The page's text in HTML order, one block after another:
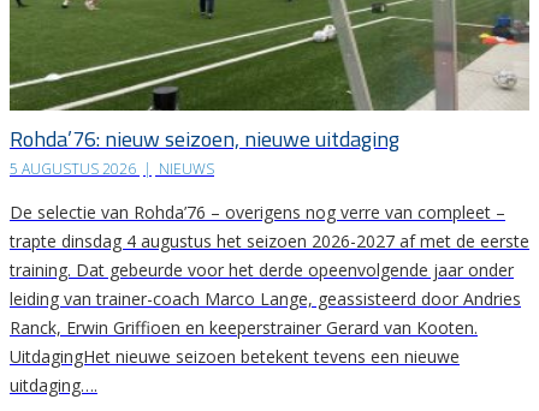
Rohda’76: nieuw seizoen, nieuwe uitdaging
5 AUGUSTUS 2026 | NIEUWS
De selectie van Rohda’76 – overigens nog verre van compleet –
trapte dinsdag 4 augustus het seizoen 2026-2027 af met de eerste
training. Dat gebeurde voor het derde opeenvolgende jaar onder
leiding van trainer-coach Marco Lange, geassisteerd door Andries
Ranck, Erwin Griffioen en keeperstrainer Gerard van Kooten.
UitdagingHet nieuwe seizoen betekent tevens een nieuwe
uitdaging….